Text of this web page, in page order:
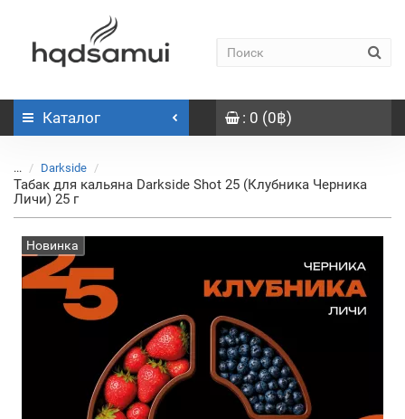
Каталог : 0 (0฿)
... Darkside
Табак для кальяна Darkside Shot 25 (Клубника Черника
Личи) 25 г
Новинка